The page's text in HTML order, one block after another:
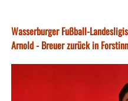
Wasserburger Fußball-
Arnold - Breuer zurück in